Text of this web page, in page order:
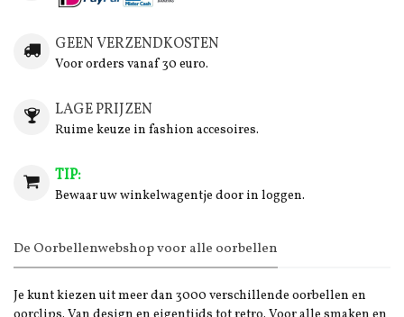
GEEN VERZENDKOSTEN
Voor orders vanaf 30 euro.
LAGE PRIJZEN
Ruime keuze in fashion accesoires.
TIP:
Bewaar uw winkelwagentje door in loggen.
De Oorbellenwebshop voor alle oorbellen
Je kunt kiezen uit meer dan 3000 verschillende oorbellen en